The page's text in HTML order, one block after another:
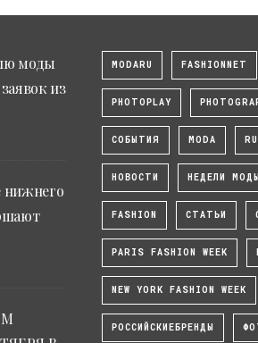
моды
из
нижнего
MODARU FASHIONNET
PHOTOPLAY
СОБЫТИЯ MODA
НОВОСТИ НЕДЕЛИ МОДЫ
FASHION СТАТЬИ
PARIS FASHION WEEK
NEW YORK FASHION WEEK
РОССИЙСКИЕБРЕНДЫ